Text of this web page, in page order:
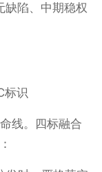
缺陷、中期稳权
标识
线。四标融合